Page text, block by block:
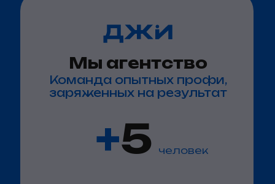
+5 человек
Мы агентство
Команда опытных профи,
заряженных на результат